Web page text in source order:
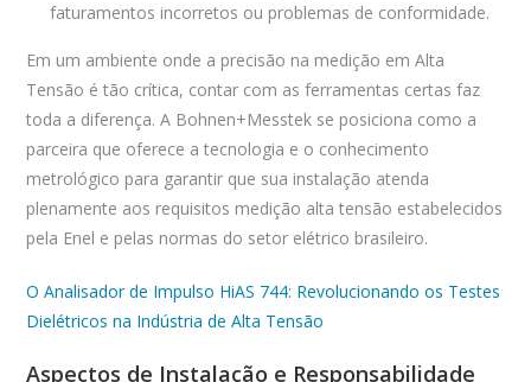
faturamentos incorretos ou problemas de conformidade.
Em um ambiente onde a precisão na medição em Alta
Tensão é tão crítica, contar com as ferramentas certas faz
toda a diferença. A Bohnen+Messtek se posiciona como a
parceira que oferece a tecnologia e o conhecimento
metrológico para garantir que sua instalação atenda
plenamente aos requisitos medição alta tensão estabelecidos
pela Enel e pelas normas do setor elétrico brasileiro.
O Analisador de Impulso HiAS 744: Revolucionando os Testes
Dielétricos na Indústria de Alta Tensão
Aspectos de Instalação e Responsabilidade